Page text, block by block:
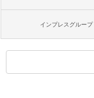
インプレスグループ